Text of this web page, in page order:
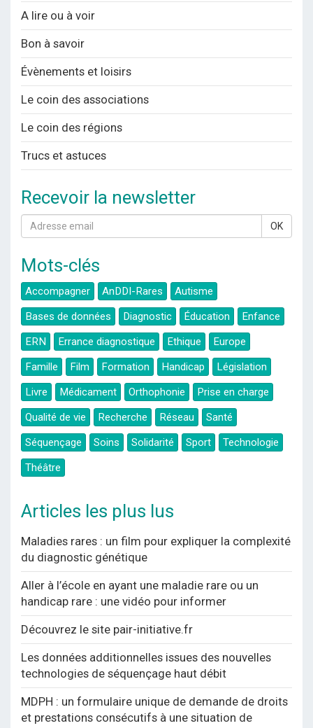
A lire ou à voir
Bon à savoir
Évènements et loisirs
Le coin des associations
Le coin des régions
Trucs et astuces
Recevoir la newsletter
OK
Mots-clés
Accompagner AnDDI-Rares
Autisme
Bases de données
Diagnostic Éducation
Enfance
ERN
Errance diagnostique Ethique
Europe
Famille
Film Formation Handicap
Législation
Livre
Médicament Orthophonie
Prise en charge
Qualité de vie
Recherche Réseau
Santé
Séquençage
Soins Solidarité Sport
Technologie
Théâtre
Articles les plus lus
Maladies rares : un film pour expliquer la complexité
du diagnostic génétique
Aller à l’école en ayant une maladie rare ou un
handicap rare : une vidéo pour informer
Découvrez le site pair-initiative.fr
Les données additionnelles issues des nouvelles
technologies de séquençage haut débit
MDPH : un formulaire unique de demande de droits
et prestations consécutifs à une situation de